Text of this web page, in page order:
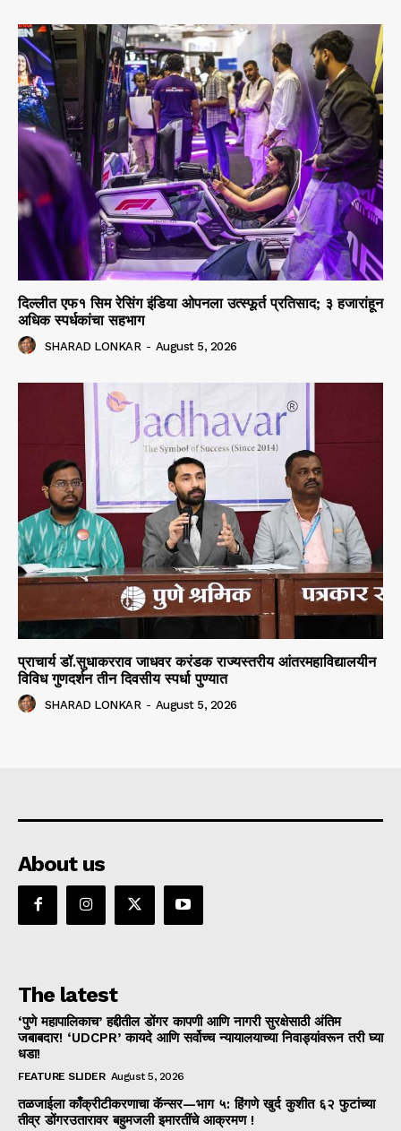
दिल्लीत एफ१ सिम रेसिंग इंडिया ओपनला उत्स्फूर्त प्रतिसाद; ३ हजारांहून
अधिक स्पर्धकांचा सहभाग
SHARAD LONKAR - August 5, 2026
प्राचार्य डॉ.सुधाकरराव जाधवर करंडक राज्यस्तरीय आंतरमहाविद्यालयीन
विविध गुणदर्शन तीन दिवसीय स्पर्धा पुण्यात
SHARAD LONKAR - August 5, 2026
About us
The latest
‘पुणे महापालिकाच’ हद्दीतील डोंगर कापणी आणि नागरी सुरक्षेसाठी अंतिम
जबाबदार! ‘UDCPR’ कायदे आणि सर्वोच्च न्यायालयाच्या निवाड्यांवरून तरी घ्या
धडा!
FEATURE SLIDER August 5, 2026
तळजाईला काँक्रीटीकरणाचा कॅन्सर—भाग ५: हिंगणे खुर्द कुशीत ६२ फुटांच्या
तीव्र डोंगरउतारावर बहुमजली इमारतींचे आक्रमण !